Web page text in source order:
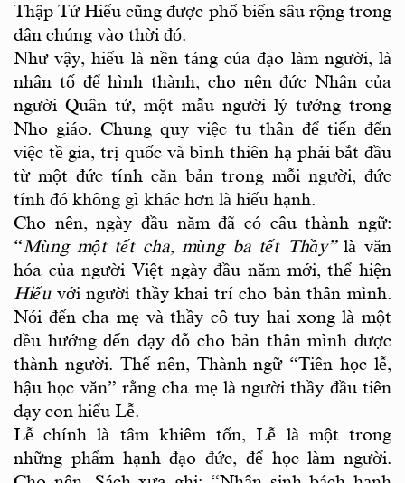
Thập Tứ Hiếu cũng được phổ biến sâu rộng trong
dân chúng vào thời đó.
Như vậy, hiếu là nền tảng của đạo làm người, là
nhân tố để hình thành, cho nên đức Nhân của
người Quân tử, một mẫu người lý tưởng trong
Nho giáo. Chung quy việc tu thân để tiến đến
việc tề gia, trị quốc và bình thiên hạ phải bắt đầu
từ một đức tính căn bản trong mỗi người, đức
tính đó không gì khác hơn là hiếu hạnh.
Cho nên, ngày đầu năm đã có câu thành ngữ:
“Mùng một tết cha, mùng ba tết Thầy”là văn
hóa của người Việt ngày đầu năm mới, thể hiện
Hiếuvới người thầy khai trí cho bản thân mình.
Nói đến cha mẹ và thầy cô tuy hai xong là một
đều hướng đến dạy dỗ cho bản thân mình được
thành người. Thế nên, Thành ngữ “Tiên học lễ,
hậu học văn” rằng cha mẹ là người thầy đầu tiên
dạy con hiểu Lễ.
Lễ chính là tâm khiêm tốn, Lễ là một trong
những phẩm hạnh đạo đức, để học làm người.